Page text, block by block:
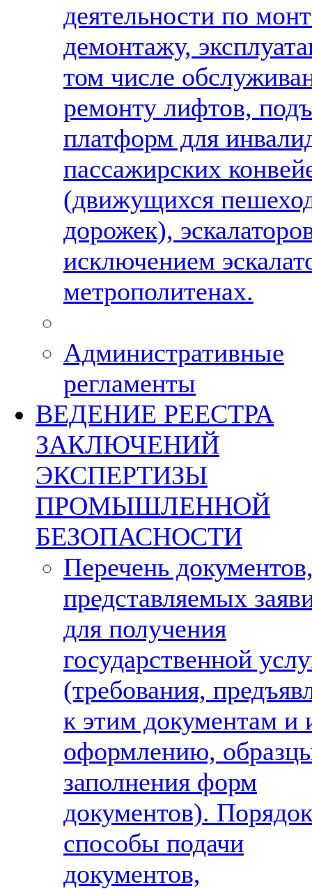
деятельности по
демонтажу,
том числе
ремонту лифтов,
платформ для
пассажирских
(движущихся
дорожек),
исключением
метрополитенах.
Административные
регламенты
ВЕДЕНИЕ РЕЕСТРА
ЗАКЛЮЧЕНИЙ
ЭКСПЕРТИЗЫ
ПРОМЫШЛЕННОЙ
БЕЗОПАСНОСТИ
Перечень
представляемых
для получения
государственной
(требования,
к этим документам и
оформлению,
заполнения форм
документов).
способы подачи
документов,